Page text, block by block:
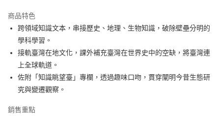
Apple Pay
街口支付
悠遊付
ATM付款
商品特色
跨領域知識文本，串接歷史、地理、生物知識，破除壁壘分明的
學科學習。
接軌臺灣在地文化，課外補充臺灣在世界史中的空缺，將臺灣連
上全球軌道。
佐附「知識眺望臺」專欄，透過趣味口吻，貫穿闡明今昔生態研
究與變遷觀察。
銷售重點